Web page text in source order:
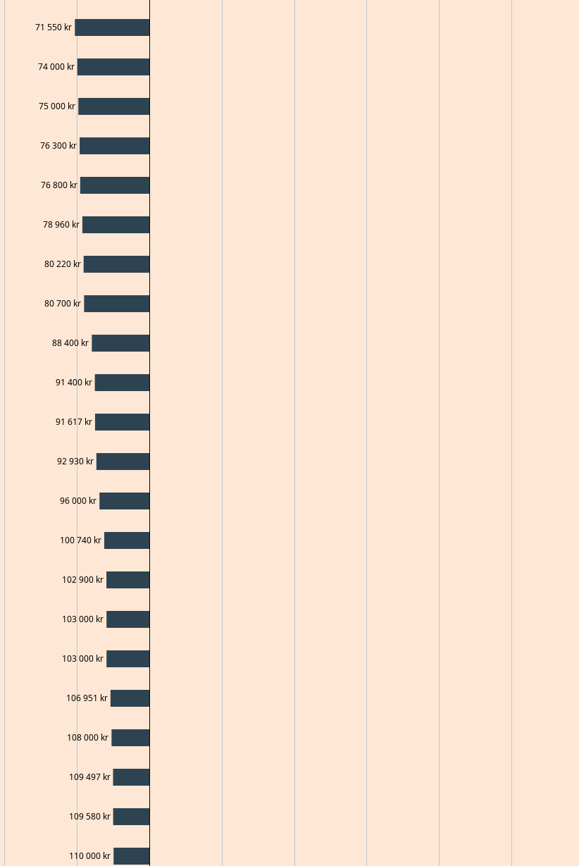
71 550 kr
74 000 kr
75 000 kr
76 300 kr
76 800 kr
78 960 kr
80 220 kr
80 700 kr
88 400 kr
91 400 kr
91 617 kr
92 930 kr
96 000 kr
100 740 kr
102 900 kr
103 000 kr
103 000 kr
106 951 kr
108 000 kr
109 497 kr
109 580 kr
110 000 kr